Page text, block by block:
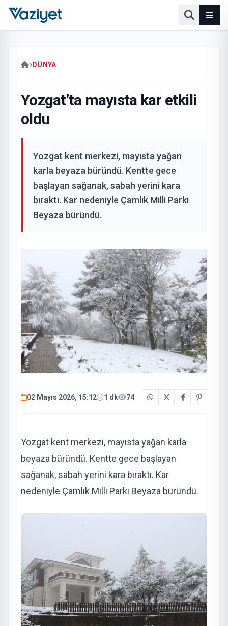
DÜNYA
Yozgat’ta mayısta kar etkili
oldu
Yozgat kent merkezi, mayısta yağan
karla beyaza büründü. Kentte gece
başlayan sağanak, sabah yerini kara
bıraktı. Kar nedeniyle Çamlık Milli Parkı
Beyaza büründü.
02 Mayıs 2026, 15:12 1 dk 74
Yozgat kent merkezi, mayısta yağan karla
beyaza büründü. Kentte gece başlayan
sağanak, sabah yerini kara bıraktı. Kar
nedeniyle Çamlık Milli Parkı Beyaza büründü.